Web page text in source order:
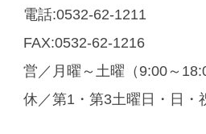
電話:0532-62-1211
FAX:0532-62-1216
営／月曜～土曜（9:00～
休／第1・第3土曜日・日